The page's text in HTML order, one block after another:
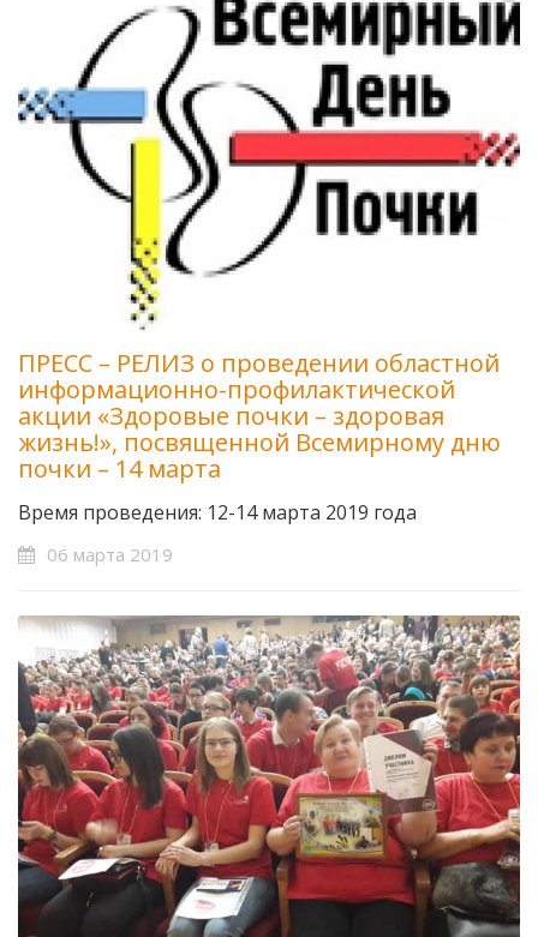
ПРЕСС – РЕЛИЗ о проведении областной
информационно-профилактической
акции «Здоровые почки – здоровая
жизнь!», посвященной Всемирному дню
почки – 14 марта
Время проведения: 12-14 марта 2019 года
06 марта 2019